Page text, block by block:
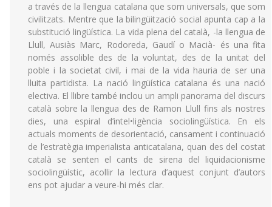
a través de la llengua catalana que som universals, que som
civilitzats. Mentre que la bilingüització social apunta cap a la
substitució lingüística. La vida plena del català, -la llengua de
Llull, Ausiàs Marc, Rodoreda, Gaudí o Macià- és una fita
només assolible des de la voluntat, des de la unitat del
poble i la societat civil, i mai de la vida hauria de ser una
lluita partidista. La nació lingüística catalana és una nació
electiva. El llibre també inclou un ampli panorama del discurs
català sobre la llengua des de Ramon Llull fins als nostres
dies, una espiral d’intel•ligència sociolingüística. En els
actuals moments de desorientació, cansament i continuació
de l’estratègia imperialista anticatalana, quan des del costat
català se senten el cants de sirena del liquidacionisme
sociolingüístic, acollir la lectura d’aquest conjunt d’autors
ens pot ajudar a veure-hi més clar.